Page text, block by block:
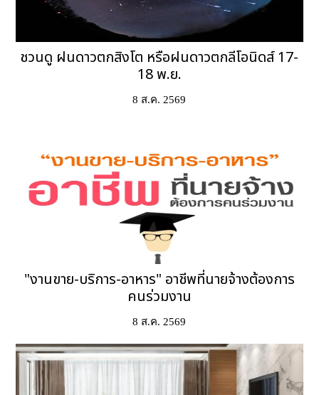
ชวนดู ฝนดาวตกสิงโต หรือฝนดาวตกลีโอนิดส์ 17-
18 พ.ย.
8 ส.ค. 2569
"งานขาย-บริการ-อาหาร" อาชีพที่นายจ้างต้องการ
คนร่วมงาน
8 ส.ค. 2569